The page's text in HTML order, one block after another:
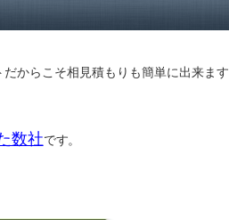
からこそ相見積もりも簡単に出来ます
数社です。